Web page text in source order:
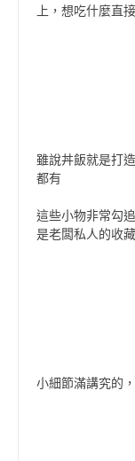
上，想吃什麼直
雖說丼飯就是打
都有
這些小物非常勾
是老闆私人的收
小細節滿講究的